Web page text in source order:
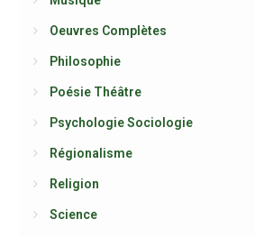
Oeuvres Complètes
Philosophie
Poésie Théâtre
Psychologie Sociologie
Régionalisme
Religion
Science